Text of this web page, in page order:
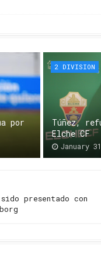
por
2 DIVISION
Túñez,
Elche CF
January
sido presentado con